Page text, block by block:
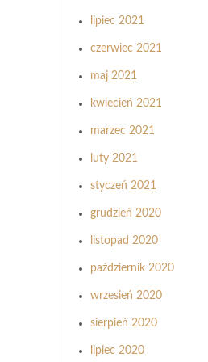
lipiec 2021
czerwiec 2021
maj 2021
kwiecień 2021
marzec 2021
luty 2021
styczeń 2021
grudzień 2020
listopad 2020
październik 2020
wrzesień 2020
sierpień 2020
lipiec 2020